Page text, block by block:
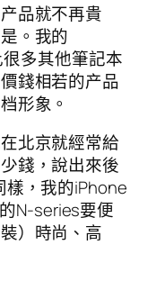
品就不再貴
。我的
多其他筆記本
錢相若的产品
形象。
北京就經常給
錢，說出來後
，我的iPhone
N-series要便
）時尚、高